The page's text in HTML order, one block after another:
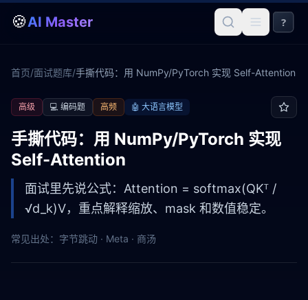
🍪AI Master ?
首页/面试题库/手撕代码：用 NumPy/PyTorch 实现 Self-Attention
高级 💻 编码题 高频 🤖 大语言模型
手撕代码：用 NumPy/PyTorch 实现
Self-Attention
面试里先说公式：Attention = softmax(QKᵀ /
√d_k)V，重点解释缩放、mask 和数值稳定。
常见出处： 字节跳动 · Meta · 商汤